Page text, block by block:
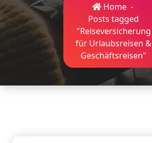
Home-
Posts tagged
"Reiseversicherung
für Urlaubsreisen &
Geschäftsreisen"